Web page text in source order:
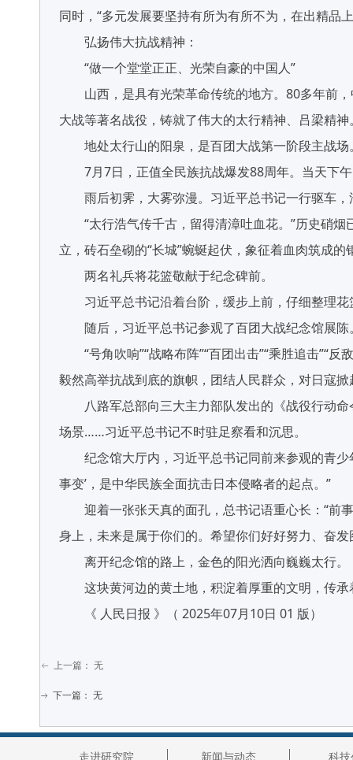
同时，“多元发展要坚持有所为有所不为，在出精品
弘扬伟大抗战精神：
“做一个堂堂正正、光荣自豪的中国人”
山西，是具有光荣革命传统的地方。80多年前，
大战等著名战役，铸就了伟大的太行精神、吕梁精神
地处太行山的阳泉，是百团大战第一阶段主战场
7月7日，正值全民族抗战爆发88周年。当天下午
雨后初霁，大雾弥漫。习近平总书记一行驱车，
“太行浩气传千古，留得清漳吐血花。”历史硝烟
立，砖石垒砌的“长城”蜿蜒起伏，象征着血肉筑成的
两名礼兵将花篮敬献于纪念碑前。
习近平总书记沿着台阶，缓步上前，仔细整理花
随后，习近平总书记参观了百团大战纪念馆展陈
“号角吹响”“战略布阵”“百团出击”“乘胜追击”“反
毅然高举抗战到底的旗帜，团结人民群众，对日寇
八路军总部向三大主力部队发出的《战役行动命
场景……习近平总书记不时驻足察看和沉思。
纪念馆大厅内，习近平总书记同前来参观的青少
事变’，是中华民族全面抗击日本侵略者的起点。”
迎着一张张天真的面孔，总书记语重心长：“前
身上，未来是属于你们的。希望你们好好努力、奋
离开纪念馆的路上，金色的阳光洒向巍巍太行。
这块黄河边的黄土地，积淀着厚重的文明，传承
《 人民日报 》（ 2025年07月10日 01 版）
ꂃ 上一篇： 无
ꁹ 下一篇： 无
走进研究院 新闻与动态 科技